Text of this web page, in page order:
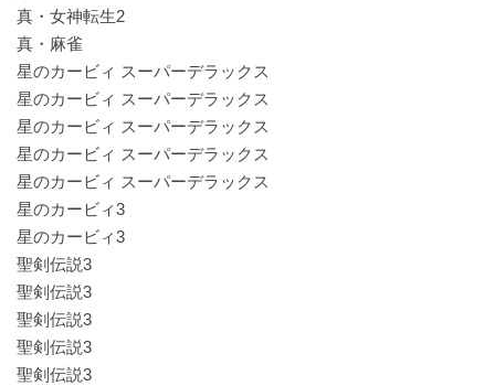
真・女神転生2
真・麻雀
星のカービィ スーパーデラックス
星のカービィ スーパーデラックス
星のカービィ スーパーデラックス
星のカービィ スーパーデラックス
星のカービィ スーパーデラックス
星のカービィ3
星のカービィ3
聖剣伝説3
聖剣伝説3
聖剣伝説3
聖剣伝説3
聖剣伝説3